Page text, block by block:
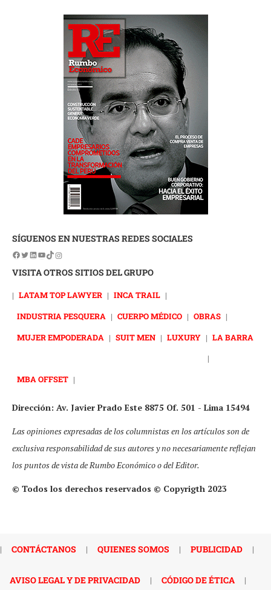
SÍGUENOS EN NUESTRAS REDES SOCIALES
VISITA OTROS SITIOS DEL GRUPO
| LATAM TOP LAWYER | INCA TRAIL |
INDUSTRIA PESQUERA | CUERPO MÉDICO | OBRAS |
MUJER EMPODERADA | SUIT MEN | LUXURY | LA BARRA
|
MBA OFFSET |
Dirección: Av. Javier Prado Este 8875 Of. 501 - Lima 15494
Las opiniones expresadas de los columnistas en los artículos son de
exclusiva responsabilidad de sus autores y no necesariamente reflejan
los puntos de vista de Rumbo Económico o del Editor.
© Todos los derechos reservados © Copyrigth 2023
| CONTÁCTANOS | QUIENES SOMOS | PUBLICIDAD |
AVISO LEGAL Y DE PRIVACIDAD | CÓDIGO DE ÉTICA |